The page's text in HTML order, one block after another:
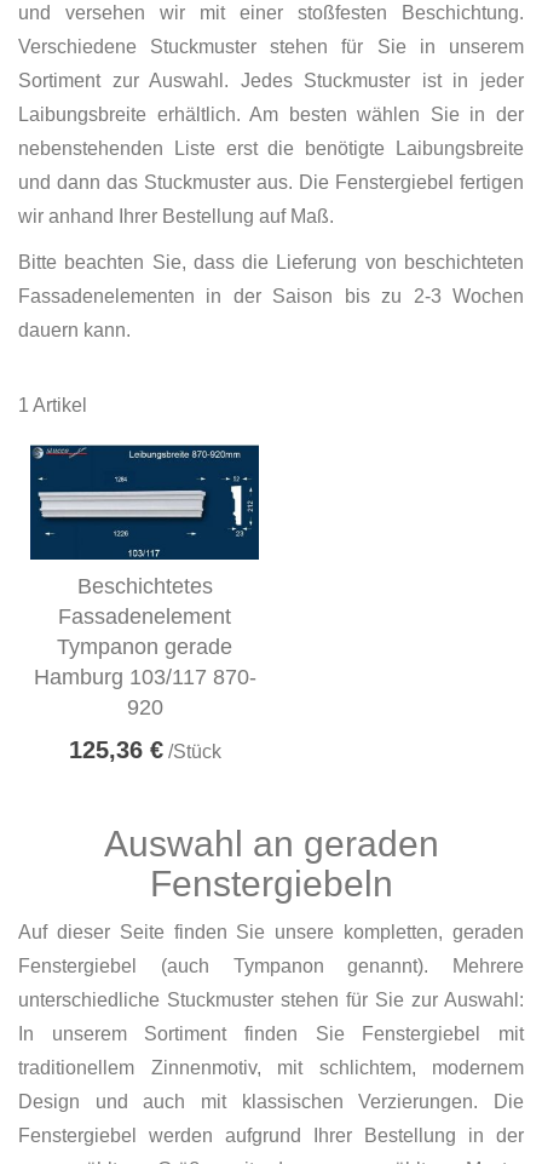
und versehen wir mit einer stoßfesten Beschichtung.
Verschiedene Stuckmuster stehen für Sie in unserem
Sortiment zur Auswahl. Jedes Stuckmuster ist in jeder
Laibungsbreite erhältlich. Am besten wählen Sie in der
nebenstehenden Liste erst die benötigte Laibungsbreite
und dann das Stuckmuster aus. Die Fenstergiebel fertigen
wir anhand Ihrer Bestellung auf Maß.
Bitte beachten Sie, dass die Lieferung von beschichteten
Fassadenelementen in der Saison bis zu 2-3 Wochen
dauern kann.
1 Artikel
Beschichtetes
Fassadenelement
Tympanon gerade
Hamburg 103/117 870-
920
125,36 €/Stück
Auswahl an geraden
Fenstergiebeln
Auf dieser Seite finden Sie unsere kompletten, geraden
Fenstergiebel (auch Tympanon genannt). Mehrere
unterschiedliche Stuckmuster stehen für Sie zur Auswahl:
In unserem Sortiment finden Sie Fenstergiebel mit
traditionellem Zinnenmotiv, mit schlichtem, modernem
Design und auch mit klassischen Verzierungen. Die
Fenstergiebel werden aufgrund Ihrer Bestellung in der